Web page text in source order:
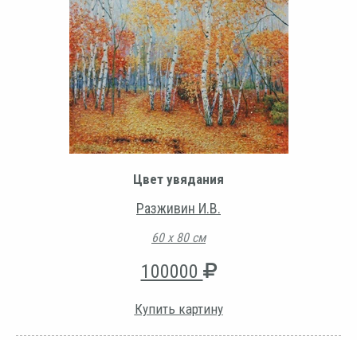
Цвет увядания
Разживин И.В.
60 х 80 см
100000
Купить картину